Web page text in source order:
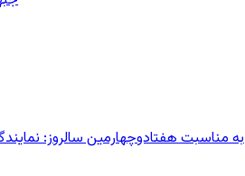
به مناسبت هفتادوچهارمین سالروز: نمایندگان مجلس زار